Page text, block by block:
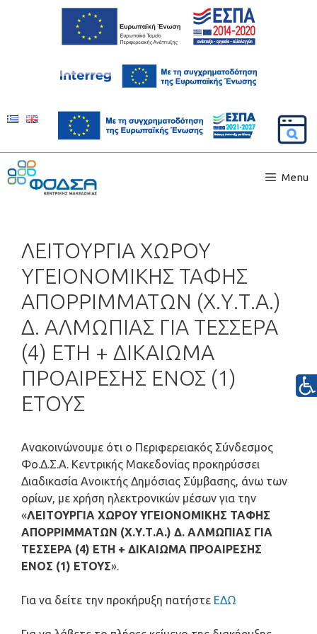
Menu
ΛΕΙΤΟΥΡΓΙΑ ΧΩΡΟΥ
ΥΓΕΙΟΝΟΜΙΚΗΣ ΤΑΦΗΣ
ΑΠΟΡΡΙΜΜΑΤΩΝ (Χ.Υ.Τ.Α.)
Δ. ΑΛΜΩΠΙΑΣ ΓΙΑ ΤΕΣΣΕΡΑ
(4) ΕΤΗ + ΔΙΚΑΙΩΜΑ
ΠΡΟΑΙΡΕΣΗΣ ΕΝΟΣ (1)
ΕΤΟΥΣ
Ανακοινώνουμε ότι ο Περιφερειακός Σύνδεσμος
Φο.Δ.Σ.Α. Κεντρικής Μακεδονίας προκηρύσσει
Διαδικασία Ανοικτής Δημόσιας Σύμβασης, άνω των
ορίων, με χρήση ηλεκτρονικών μέσων για την
«ΛΕΙΤΟΥΡΓΙΑ ΧΩΡΟΥ ΥΓΕΙΟΝΟΜΙΚΗΣ ΤΑΦΗΣ
ΑΠΟΡΡΙΜΜΑΤΩΝ (Χ.Υ.Τ.Α.) Δ. ΑΛΜΩΠΙΑΣ ΓΙΑ
ΤΕΣΣΕΡΑ (4) ΕΤΗ + ΔΙΚΑΙΩΜΑ ΠΡΟΑΙΡΕΣΗΣ
ΕΝΟΣ (1) ΕΤΟΥΣ».
Για να δείτε την προκήρυξη πατήστε ΕΔΩ